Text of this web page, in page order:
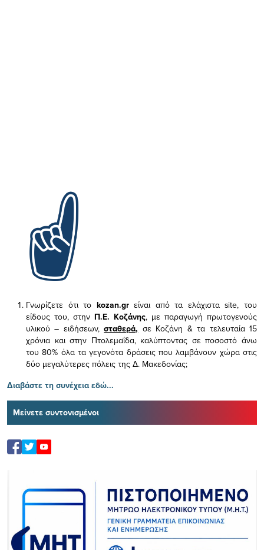
Γνωρίζετε ότι το kozan.gr είναι από τα ελάχισταsite, του
είδους του, στην Π.Ε. Κοζάνης, με παραγωγή πρωτογενούς
υλικού – ειδήσεων,σταθερά, σε Κοζάνη & τα τελευταία 15
χρόνια και στην Πτολεμαΐδα, καλύπτοντας σε ποσοστό άνω
του 80% όλα τα γεγονότα δράσεις που λαμβάνουν χώρα στις
δύο μεγαλύτερες πόλεις της Δ. Μακεδονίας;
Διαβάστε τη συνέχεια εδώ...
Μείνετε συντονισμένοι